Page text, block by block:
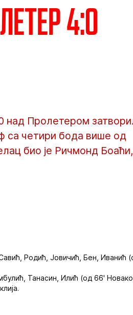
4:0
Пролетером
са четири бода више од
био је Ричмонд
Родић, Јовичић, Бен, Иванић
Танасин, Илић (од 66'